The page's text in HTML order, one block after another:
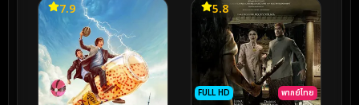
7.9
FULL HD พากย์ไทย
5.8